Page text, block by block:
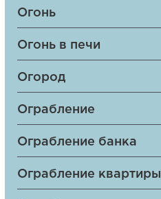
Огонь
Огонь в печи
Огород
Ограбление
Ограбление банка
Ограбление квартиры